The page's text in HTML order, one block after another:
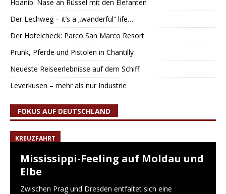
Hoanib: Nase an Rüssel mit den Elefanten
Der Lechweg – it’s a „wanderful“ life…
Der Hotelcheck: Parco San Marco Resort
Prunk, Pferde und Pistolen in Chantilly
Neueste Reiseerlebnisse auf dem Schiff
Leverkusen – mehr als nur Industrie
FOKUS AUF DEUTSCHLAND
KREUZFAHRT
Mississippi-Feeling auf Moldau und
Elbe
Zwischen Prag und Dresden entfaltet sich eine